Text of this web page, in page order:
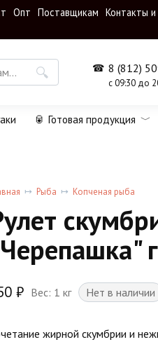
Опт Поставщикам Контакты
8 (812)
с 09:30 до
🥫 Готовая продукция
Рыба Копченая рыба
₽ Вес: 1 кг Нет в наличии
жирной скумбрии и